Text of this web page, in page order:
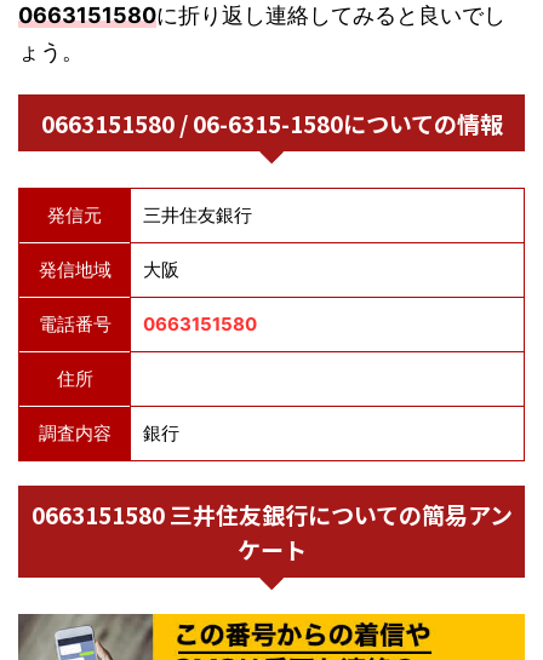
0663151580に折り返し連絡してみると良いでし
ょう。
0663151580 / 06-6315-1580についての情報
発信元 三井住友銀行
発信地域 大阪
電話番号 0663151580
住所
調査内容 銀行
0663151580 三井住友銀行についての簡易アン
ケート